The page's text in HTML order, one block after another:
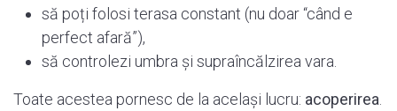
să poți folosi terasa constant (nu doar “când e
perfect afară”),
să controlezi umbra și supraîncălzirea vara.
Toate acestea pornesc de la același lucru: acoperirea